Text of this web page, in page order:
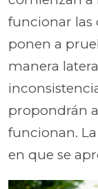
funcionar las
ponen a
manera
propondrán
funcionan.
en que se